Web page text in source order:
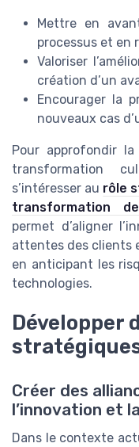
Mettre en
processus et en
Valoriser
création d’un
Encourager la
nouveaux cas
Pour approfondir
transformation
s’intéresser au rôle
transformation
permet d’aligner
attentes des clients
en anticipant les
technologies.
Développer
Créer des
l’innovation et
Dans le contexte